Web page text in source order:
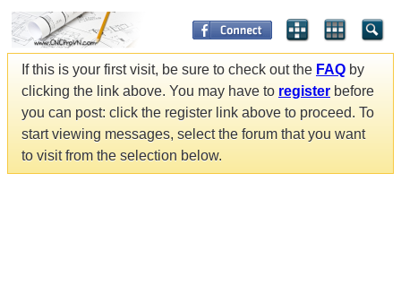
If this is your first visit, be sure to check out the FAQ by
clicking the link above. You may have to register before
you can post: click the register link above to proceed. To
start viewing messages, select the forum that you want
to visit from the selection below.